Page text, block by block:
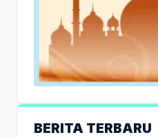
BERITA TERBARU